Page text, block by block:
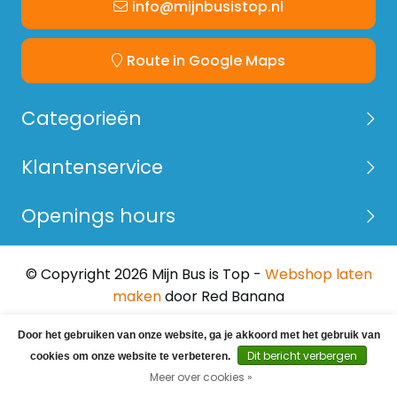
30,18 KG
let op: in sommige gevallen dienen de zij panelen
uitsparingen van de auto. Controleer altijd de
Normaal gesproken is deze kast leverbaar binnen
10 werkdagen.
info@mijnbusistop.nl
Route in Google Maps
Categorieën
Klantenservice
Openings hours
© Copyright 2026 Mijn Bus is Top - Webshop laten
makendoor Red Banana
Door het gebruiken van onze website, ga je akkoord met het gebruik van
cookies om onze website te verbeteren.
Dit bericht verbergen
Meer over cookies »